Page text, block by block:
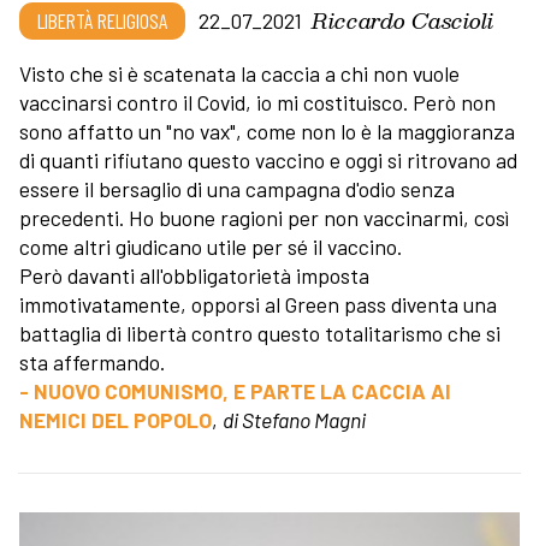
LIBERTÀ RELIGIOSA 22_07_2021 Riccardo Cascioli
Visto che si è scatenata la caccia a chi non vuole
vaccinarsi contro il Covid, io mi costituisco. Però non
sono affatto un "no vax", come non lo è la maggioranza
di quanti rifiutano questo vaccino e oggi si ritrovano ad
essere il bersaglio di una campagna d'odio senza
precedenti. Ho buone ragioni per non vaccinarmi, così
come altri giudicano utile per sé il vaccino.
Però davanti all'obbligatorietà imposta
immotivatamente, opporsi al Green pass diventa una
battaglia di libertà contro questo totalitarismo che si
sta affermando.
- NUOVO COMUNISMO, E PARTE LA CACCIA AI
NEMICI DEL POPOLO, di Stefano Magni